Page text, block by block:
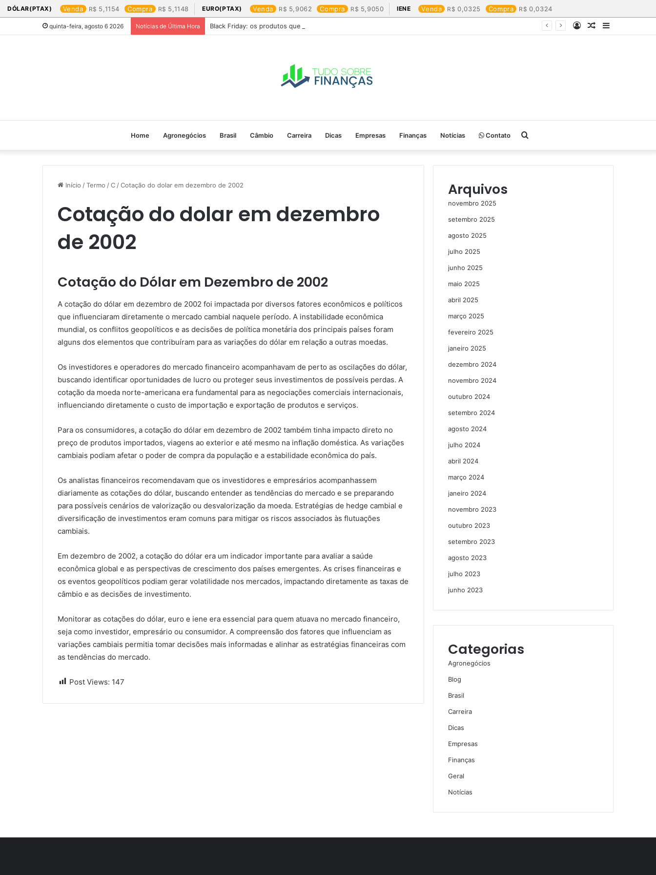
DÓLAR(PTAX) Venda 5,1154 Compra 5,1148 EURO(PTAX) Venda 5,9062 Compra 5,9050 IENE Venda 0,0325 Compra 0,0324
quinta-feira, agosto 6 2026 Notícias de Última Hora Black Friday: os produtos que mais valem a pena
Barra
Artigo
Entrar
Home Agronegócios Brasil Câmbio Carreira Dicas Empresas Finanças Notícias Contato Procurar
por
Início /Termo /C /Cotação do dolar em dezembro de 2002​
Cotação do dolar em dezembro
de 2002​
Cotação do Dólar em Dezembro de 2002
A cotação do dólar em dezembro de 2002 foi impactada por diversos fatores econômicos e políticos
que influenciaram diretamente o mercado cambial naquele período. A instabilidade econômica
mundial, os conflitos geopolíticos e as decisões de política monetária dos principais países foram
alguns dos elementos que contribuíram para as variações do dólar em relação a outras moedas.
Os investidores e operadores do mercado financeiro acompanhavam de perto as oscilações do dólar,
buscando identificar oportunidades de lucro ou proteger seus investimentos de possíveis perdas. A
cotação da moeda norte-americana era fundamental para as negociações comerciais internacionais,
influenciando diretamente o custo de importação e exportação de produtos e serviços.
Para os consumidores, a cotação do dólar em dezembro de 2002 também tinha impacto direto no
preço de produtos importados, viagens ao exterior e até mesmo na inflação doméstica. As variações
cambiais podiam afetar o poder de compra da população e a estabilidade econômica do país.
Os analistas financeiros recomendavam que os investidores e empresários acompanhassem
diariamente as cotações do dólar, buscando entender as tendências do mercado e se preparando
para possíveis cenários de valorização ou desvalorização da moeda. Estratégias de hedge cambial e
diversificação de investimentos eram comuns para mitigar os riscos associados às flutuações
cambiais.
Em dezembro de 2002, a cotação do dólar era um indicador importante para avaliar a saúde
econômica global e as perspectivas de crescimento dos países emergentes. As crises financeiras e
os eventos geopolíticos podiam gerar volatilidade nos mercados, impactando diretamente as taxas de
câmbio e as decisões de investimento.
Monitorar as cotações do dólar, euro e iene era essencial para quem atuava no mercado financeiro,
seja como investidor, empresário ou consumidor. A compreensão dos fatores que influenciam as
variações cambiais permitia tomar decisões mais informadas e alinhar as estratégias financeiras com
as tendências do mercado.
Post Views: 147
Arquivos
novembro 2025
setembro 2025
agosto 2025
julho 2025
junho 2025
maio 2025
abril 2025
março 2025
fevereiro 2025
janeiro 2025
dezembro 2024
novembro 2024
outubro 2024
setembro 2024
agosto 2024
julho 2024
abril 2024
março 2024
janeiro 2024
novembro 2023
outubro 2023
setembro 2023
agosto 2023
julho 2023
junho 2023
Categorias
Agronegócios
Blog
Brasil
Carreira
Dicas
Empresas
Finanças
Geral
Notícias